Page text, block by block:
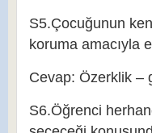
S5.Çocuğunun
koruma amacıyla
Cevap: Özerklik –
S6.Öğrenci